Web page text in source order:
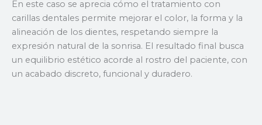
En este caso se aprecia cómo el tratamiento con
carillas dentales permite mejorar el color, la forma y la
alineación de los dientes, respetando siempre la
expresión natural de la sonrisa. El resultado final busca
un equilibrio estético acorde al rostro del paciente, con
un acabado discreto, funcional y duradero.